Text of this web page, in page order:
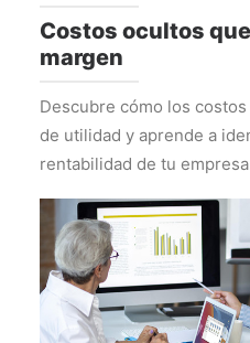
Costos ocultos
margen
Descubre cómo los
de utilidad y aprende a
rentabilidad de tu